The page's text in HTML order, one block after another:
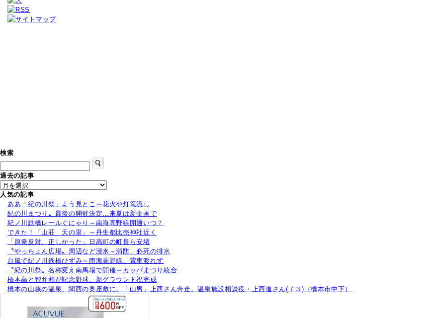
検索
過去の記事
人気の記事
ああ「紀の川祭」よう見とこ～花火や灯篭流し
紀の川まつり〟最後の開催決定…来夏は新企画で
紀ノ川鉄橋レールぐにゃり～南海高野線開通いつ？
できた！「山荘 天の里」～丹生都比売神社近く
「原発反対、正しかった」日高町の町長ら安堵
〝やっちょん広場〟周辺など浸水～消防、必死の排水
台風で紀ノ川鉄橋ひずみ～南海高野線、電車渡れず
〝紀の川祭〟名称変え南馬場で開催～カッパまつり統合
橋本高と智弁和が記念野球、新グラウンド祝完成
橋本の山峡の温泉、関西の奥座敷に。「山男」上西さん奔走。温泉施設相談役・上西進さん(７３)（橋本市中下）